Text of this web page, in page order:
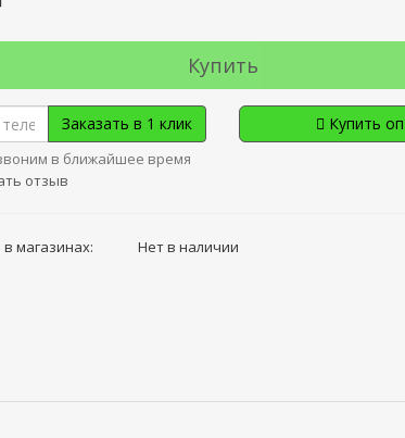
Купить
Заказать в 1 клик
в ближайшее время
Купить
отзыв
магазинах: Нет в наличии